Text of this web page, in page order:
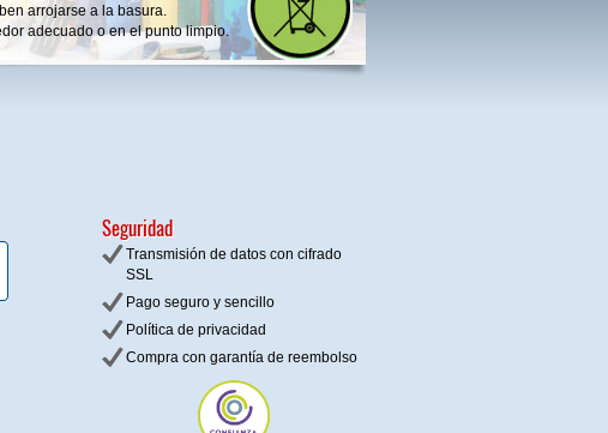
arrojarse a la basura.
adecuado o en el punto limpio.
Seguridad
Transmisión de datos con cifrado
SSL
Pago seguro y sencillo
Política de privacidad
Compra con garantía de reembolso